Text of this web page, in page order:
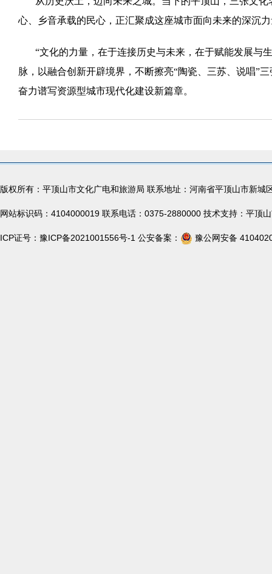
心、乡音承载的民心，正汇聚成这座城市面向未来的深沉
“文化的力量，在于连接历史与未来，在于赋能发展与
脉，以融合创新开辟境界，不断擦亮“陶瓷、三苏、说唱”
奋力谱写资源型城市现代化建设新篇章。
版权所有：平顶山市文化广电和旅游局 联系地址：河南省平顶山市新城
网站标识码：4104000019 联系电话：0375-2880000 技术支持：平顶
ICP证号： 豫ICP备2021001556号-1 公安备案： 豫公网安备